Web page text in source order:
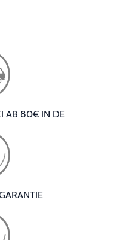
AB 80€ IN DE